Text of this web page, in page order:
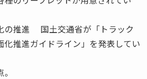
の推進 国土交通省が「トラック
化推進ガイドライン」を発表してい